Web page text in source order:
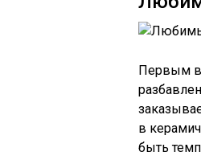
Первым в
в
быть